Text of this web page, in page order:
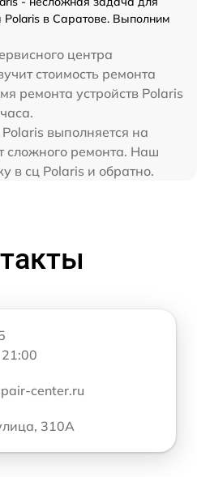
Polaris в Саратове. Выполним
центра
стоимость ремонта
ремонта устройств Polaris
выполняется на
сложного ремонта. Наш
в сц Polaris и обратно.
center.ru
310А